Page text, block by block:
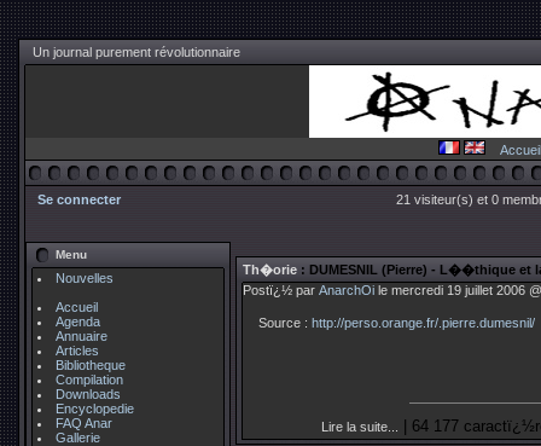
Un journal purement révolutionnaire
Accueil
Se connecter 21 visiteur(s) et 0
Menu
Nouvelles
Accueil
Agenda
Annuaire
Articles
Bibliotheque
Compilation
Downloads
Encyclopedie
FAQ Anar
Gallerie
Th�orie : DUMESNIL (Pierre) - L��thique
Postï¿½ par AnarchOi le mercredi 19 juillet 2006
Source : http://perso.orange.fr/.pierre.dumesnil/
Lire la suite... | 64 177